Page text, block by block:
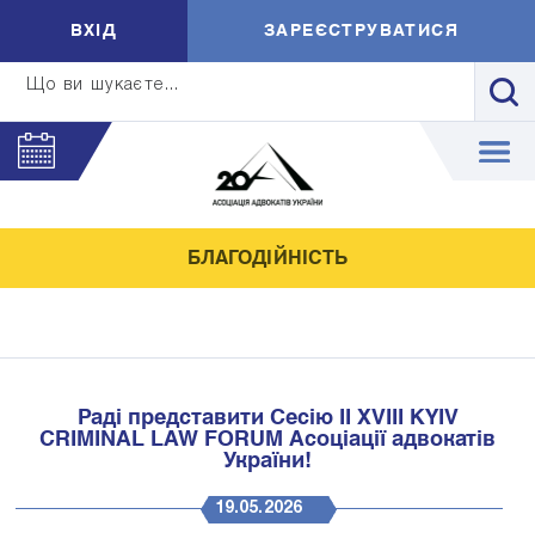
Що ви шукаєте...
ВXIД ЗАРЕЄСТРУВАТИСЯ
БЛАГОДІЙНІСТЬ
Раді представити Сесію ІІ XVIII KYIV
CRIMINAL LAW FORUM Асоціації адвокатів
України!
19.05.2026